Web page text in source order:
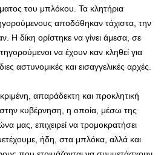
του μπλόκου. Τα κλητήρια
αποδόθηκαν τάχιστα, την
Η δίκη ορίστηκε να γίνει άμεσα, σε
να έχουν καν κληθεί για
αστυνομικές και εισαγγελικές αρχές.
απαράδεκτη και προκλητική
στην κυβέρνηση, η οποία, μέσω της
μας, επιχειρεί να τρομοκρατήσει
ήδη, στα μπλόκα, αλλά και